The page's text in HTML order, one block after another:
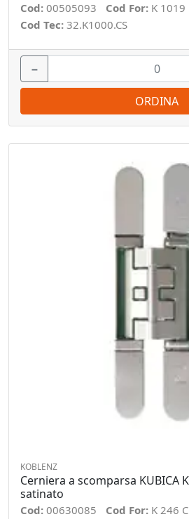
Cod: 00505093 Cod For: K 1019
Cod Tec: 32.K1000.CS
−
ORDINA
KOBLENZ
Cerniera a scomparsa KUBICA
satinato
Cod: 00630085 Cod For: K 246